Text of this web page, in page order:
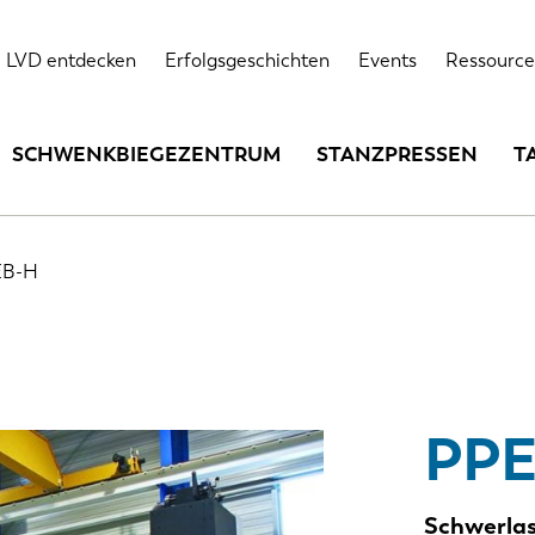
LVD entdecken Erfolgsgeschichten Events
SCHWENKBIEGEZENTRUM STANZPRESSEN
H
Spezifikationen Optionen Erfolgsgeschichten